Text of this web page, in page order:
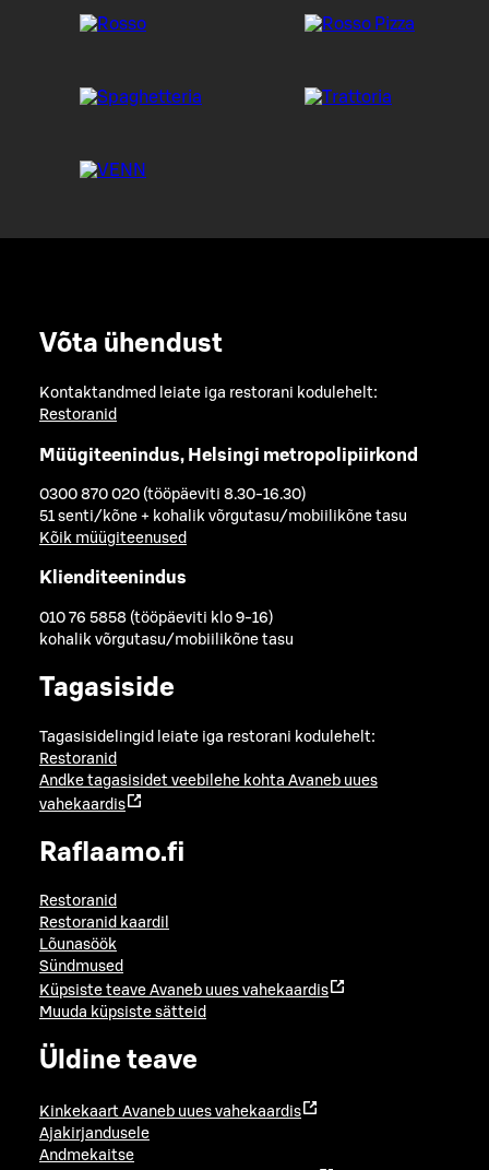
Võta ühendust
Kontaktandmed leiate iga restorani kodulehelt:
Restoranid
Müügiteenindus, Helsingi metropolipiirkond
0300 870 020 (tööpäeviti 8.30-16.30)
51 senti/kõne + kohalik võrgutasu/mobiilikõne tasu
Kõik müügiteenused
Klienditeenindus
010 76 5858 (tööpäeviti klo 9-16)
kohalik võrgutasu/mobiilikõne tasu
Tagasiside
Tagasisidelingid leiate iga restorani kodulehelt:
Restoranid
Andke tagasisidet veebilehe kohta Avaneb uues
vahekaardis
Raflaamo.fi
Restoranid
Restoranid kaardil
Lõunasöök
Sündmused
Küpsiste teave Avaneb uues vahekaardis
Muuda küpsiste sätteid
Üldine teave
Kinkekaart Avaneb uues vahekaardis
Ajakirjandusele
Andmekaitse